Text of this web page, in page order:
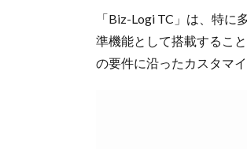
「Biz-Logi TC」は、特
準機能として搭載するこ
の要件に沿ったカスタマ